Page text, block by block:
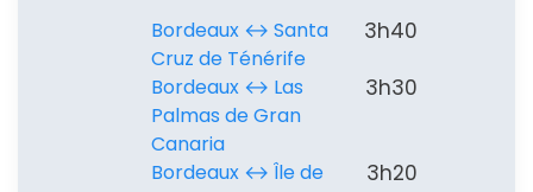
Bordeaux ↔︎ Santa
Cruz de Ténérife
3h40
Bordeaux ↔︎ Las
Palmas de Gran
Canaria
3h30
Bordeaux ↔︎ Île de
3h20